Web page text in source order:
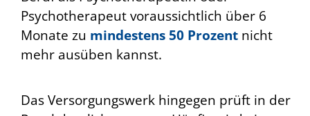
Psychotherapeut voraussichtlich über 6
Monate zu mindestens 50 Prozent nicht
mehr ausüben kannst.
Das Versorgungswerk hingegen prüft in der